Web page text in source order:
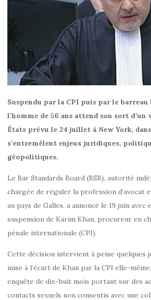
Suspendu par la CPI puis par le
l’homme de 56 ans attend son sort d’un
États prévu le 24 juillet à New York,
s’entremêlent enjeux juridiques,
géopolitiques.
Le Bar Standards Board (BSB), autorité
chargée de réguler la profession d’avocat
au pays de Galles, a annoncé le 19 juin
suspension de Karim Khan, procureur en
pénale internationale (CPI).
Cette décision intervient à peine quelques
mise à l’écart de Khan par la CPI elle-
enquête de dix-huit mois portant sur des
contacts sexuels non consentis avec une